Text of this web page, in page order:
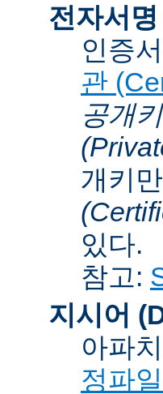
전자서
인증
관
공개
개키
있다.
참고:
지시어
아파
정파